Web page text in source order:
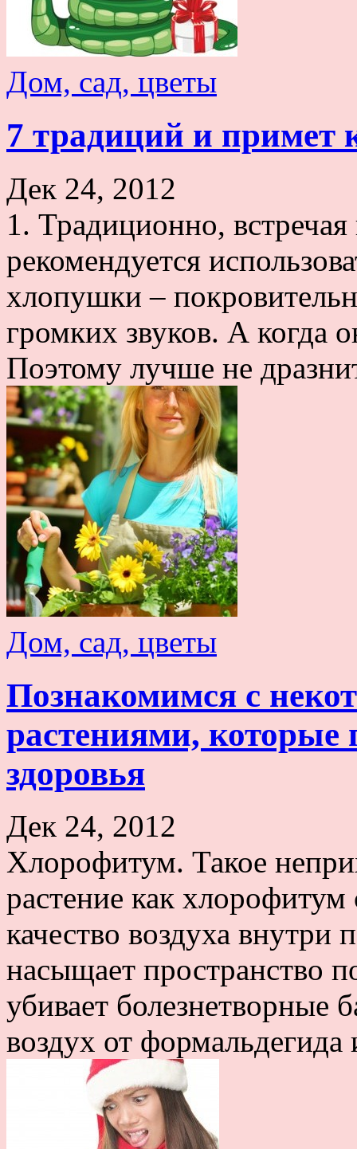
Дом, сад, цветы
7 традиций и примет
Дек 24, 2012
1. Традиционно,
рекомендуется
хлопушки –
громких звуков. А когда
Поэтому лучше не
Дом, сад, цветы
Познакомимся с
растениями, которые
здоровья
Дек 24, 2012
Хлорофитум. Такое
растение как
качество воздуха
насыщает пространство
убивает болезнетворные
воздух от формальдегида